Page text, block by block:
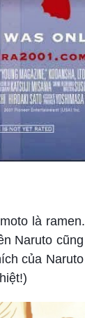
là
Naruto
của